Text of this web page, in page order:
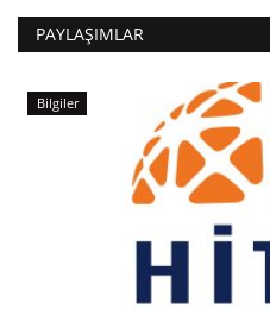
PAYLAŞIMLAR
Bilgiler